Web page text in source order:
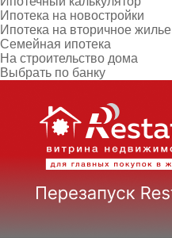
Ипотека на новостройки
Ипотека на вторичное жилье
Семейная ипотека
На строительство дома
Выбрать по банку